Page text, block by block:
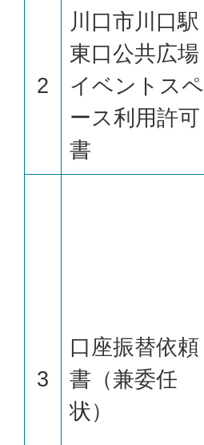
2
川口市川口駅
東口公共広場
イベントスペ
ース利用許可
書
3
口座振替依頼
書（兼委任
状）